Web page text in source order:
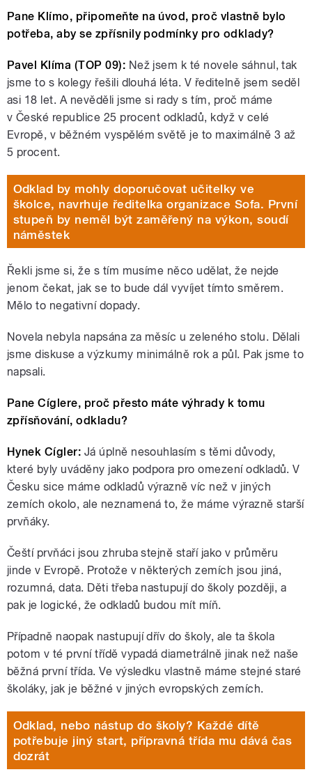
Pane Klímo, připomeňte na úvod, proč vlastně bylo
potřeba, aby se zpřísnily podmínky pro odklady?
Pavel Klíma (TOP 09): Než jsem k té novele sáhnul, tak
jsme to s kolegy řešili dlouhá léta. V ředitelně jsem seděl
asi 18 let. A nevěděli jsme si rady s tím, proč máme
v České republice 25 procent odkladů, když v celé
Evropě, v běžném vyspělém světě je to maximálně 3 až
5 procent.
Odklad by mohly doporučovat učitelky ve
školce, navrhuje ředitelka organizace Sofa. První
stupeň by neměl být zaměřený na výkon, soudí
náměstek
Řekli jsme si, že s tím musíme něco udělat, že nejde
jenom čekat, jak se to bude dál vyvíjet tímto směrem.
Mělo to negativní dopady.
Novela nebyla napsána za měsíc u zeleného stolu. Dělali
jsme diskuse a výzkumy minimálně rok a půl. Pak jsme to
napsali.
Pane Cíglere, proč přesto máte výhrady k tomu
zpřísňování, odkladu?
Hynek Cígler: Já úplně nesouhlasím s těmi důvody,
které byly uváděny jako podpora pro omezení odkladů. V
Česku sice máme odkladů výrazně víc než v jiných
zemích okolo, ale neznamená to, že máme výrazně starší
prvňáky.
Čeští prvňáci jsou zhruba stejně staří jako v průměru
jinde v Evropě. Protože v některých zemích jsou jiná,
rozumná, data. Děti třeba nastupují do školy později, a
pak je logické, že odkladů budou mít míň.
Případně naopak nastupují dřív do školy, ale ta škola
potom v té první třídě vypadá diametrálně jinak než naše
běžná první třída. Ve výsledku vlastně máme stejné staré
školáky, jak je běžné v jiných evropských zemích.
Odklad, nebo nástup do školy? Každé dítě
potřebuje jiný start, přípravná třída mu dává čas
dozrát